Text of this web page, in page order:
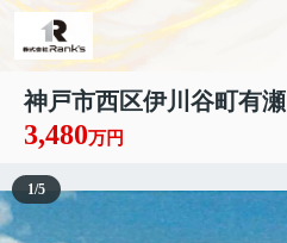
神戸市西区伊川谷町有瀬
3,480万円
1/5